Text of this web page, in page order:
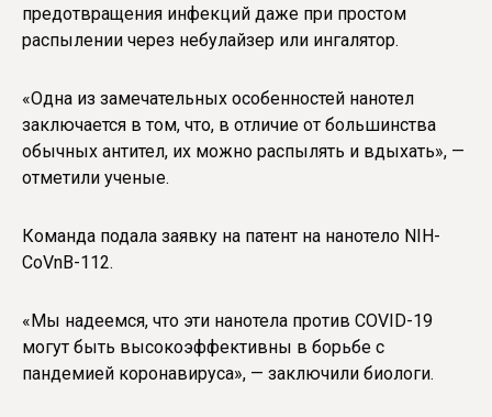
предотвращения инфекций даже при простом
распылении через небулайзер или ингалятор.
«Одна из замечательных особенностей нанотел
заключается в том, что, в отличие от большинства
обычных антител, их можно распылять и вдыхать», —
отметили ученые.
Команда подала заявку на патент на нанотело NIH-
CoVnB-112.
«Мы надеемся, что эти нанотела против COVID-19
могут быть высокоэффективны в борьбе с
пандемией коронавируса», — заключили биологи.